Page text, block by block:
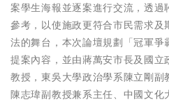
案學生海報並逐案進行交流，透
參考，以使施政更符合市民需求
法的舞台，本次論壇規劃「冠軍
提案內容，並由蔣萬安市長及國
教授，東吳大學政治學系陳立剛
陳志瑋副教授兼系主任、中國文